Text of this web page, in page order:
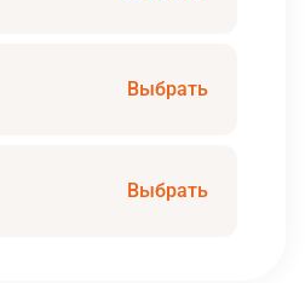
Выбрать
Выбрать